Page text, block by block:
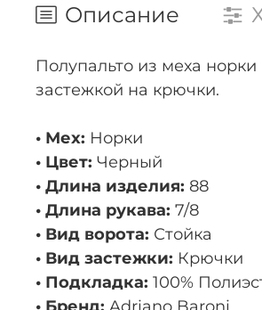
Описание
Полупальто из меха
застежкой на крючки.
• Мех: Норки
• Цвет: Черный
• Длина изделия: 88
• Длина рукава: 7/8
• Вид ворота: Стойка
• Вид застежки: Крючки
• Подкладка: 100%